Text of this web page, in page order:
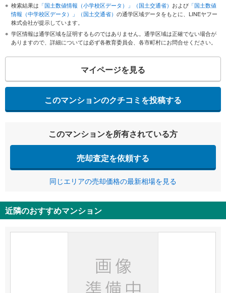
検索結果は 「国土数値情報（小学校区データ）」（国土交通省） および 「国土数値
情報（中学校区データ）」（国土交通省） の通学区域データをもとに、LINEヤフー
株式会社が提示しています。
学区情報は通学区域を証明するものではありません。通学区域は正確でない場合が
ありますので、詳細については必ず各教育委員会、各市町村にお問合せください。
マイページを見る
このマンションのクチコミを投稿する
このマンションを所有されている方
売却査定を依頼する
同じエリアの売却価格の最新相場を見る
近隣のおすすめマンション